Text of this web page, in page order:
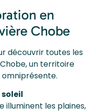
en
Chobe
découvrir toutes les
un territoire
omniprésente.
illuminent les plaines,